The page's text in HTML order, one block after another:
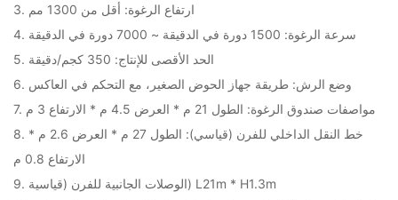
3. ارتفاع الرغوة: أقل من 1300 مم
4. سرعة الرغوة: 1500 دورة في الدقيقة ~ 7000 دورة في الدقيقة
5. الحد الأقصى للإنتاج: 350 كجم/دقيقة
6. وضع الرش: طريقة جهاز الحوض الصغير، مع التحكم في العاكس
7. مواصفات صندوق الرغوة: الطول 21 م * العرض 4.5 م * الارتفاع 3 م
8. خط النقل الداخلي للفرن (قياسي): الطول 27 م * العرض 2.6 م *
الارتفاع 0.8 م
9. الوصلات الجانبية للفرن (قياسية) L21m * H1.3m